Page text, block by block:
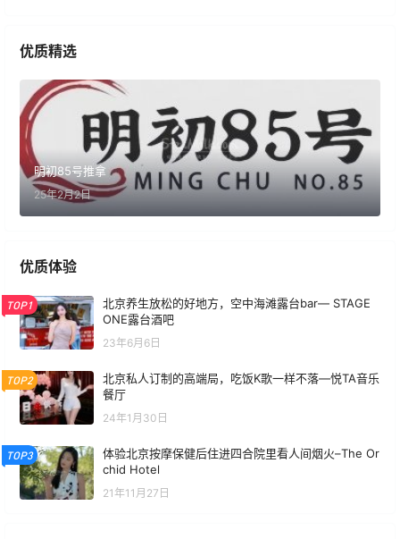
优质精选
明初85号推拿
25年2月2日
优质体验
TOP1
北京养生放松的好地方，空中海滩露台bar— STAGE
ONE露台酒吧
23年6月6日
TOP2
北京私人订制的高端局，吃饭K歌一样不落—悦TA音乐
餐厅
24年1月30日
TOP3
体验北京按摩保健后住进四合院里看人间烟火–The Or
chid Hotel
21年11月27日